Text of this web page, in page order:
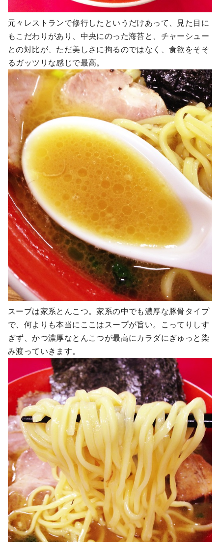
元々レストランで修行したというだけあって、見た目に
もこだわりがあり、中央にのった海苔と、チャーシュー
との対比が、ただ美しさに拘るのではなく、食欲をそそ
るガッツリな感じで最高。
スープは家系とんこつ。家系の中でも濃厚な豚骨タイプ
で、何よりも本当にここはスープが旨い。こってりしす
ぎず、かつ濃厚なとんこつが最高にカラダにぎゅっと染
み渡っていきます。